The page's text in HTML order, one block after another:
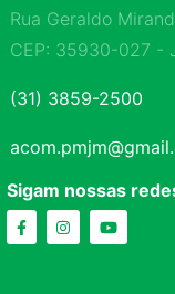
Rua Geraldo
CEP: 35930-027 -
(31) 3859-2500
Sigam nossas